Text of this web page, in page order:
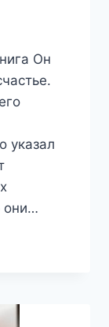
Он
указал
они…